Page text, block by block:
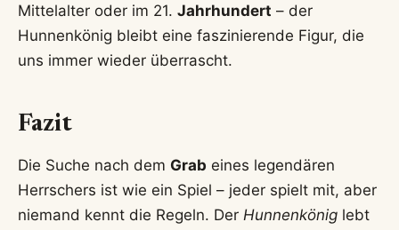
Mittelalter oder im 21. Jahrhundert – der
Hunnenkönig bleibt eine faszinierende Figur, die
uns immer wieder überrascht.
Fazit
Die Suche nach dem Grab eines legendären
Herrschers ist wie ein Spiel – jeder spielt mit, aber
niemand kennt die Regeln. Der Hunnenkönig lebt